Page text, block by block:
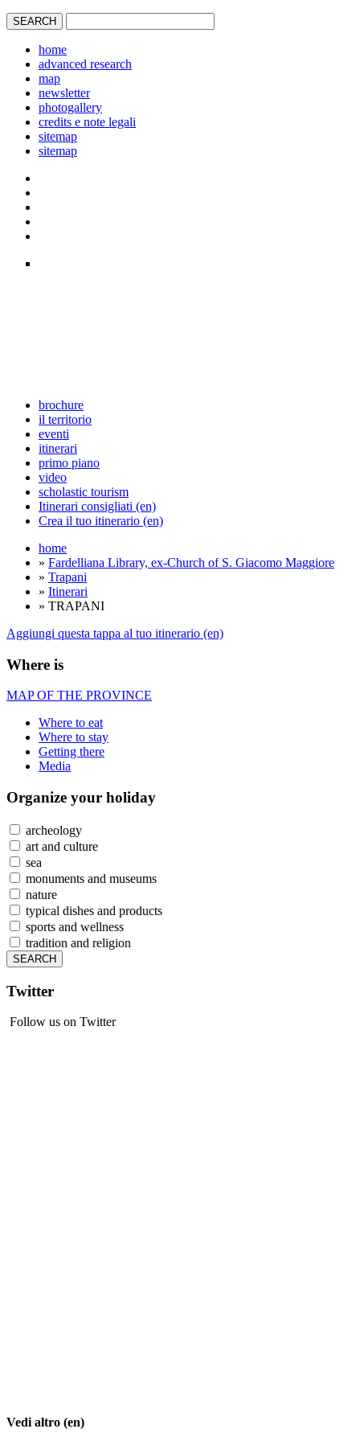
home
advanced research
map
newsletter
photogallery
credits e note legali
sitemap
sitemap
brochure
il territorio
eventi
itinerari
primo piano
video
scholastic tourism
Itinerari consigliati (en)
Crea il tuo itinerario (en)
home
» Fardelliana Library, ex-Church of S. Giacomo Maggiore
» Trapani
» Itinerari
» TRAPANI
Aggiungi questa tappa al tuo itinerario (en)
Where is
MAP OF THE PROVINCE
Where to eat
Where to stay
Getting there
Media
Organize your holiday
archeology
art and culture
sea
monuments and museums
nature
typical dishes and products
sports and wellness
tradition and religion
Twitter
Follow us on Twitter
Vedi altro (en)